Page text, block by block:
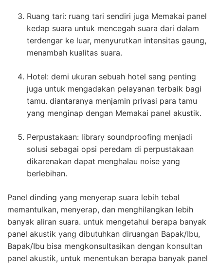
Ruang tari: ruang tari sendiri juga Memakai panel
kedap suara untuk mencegah suara dari dalam
terdengar ke luar, menyurutkan intensitas gaung,
menambah kualitas suara.
Hotel: demi ukuran sebuah hotel sang penting
juga untuk mengadakan pelayanan terbaik bagi
tamu. diantaranya menjamin privasi para tamu
yang menginap dengan Memakai panel akustik.
Perpustakaan: library soundproofing menjadi
solusi sebagai opsi peredam di perpustakaan
dikarenakan dapat menghalau noise yang
berlebihan.
Panel dinding yang menyerap suara lebih tebal
memantulkan, menyerap, dan menghilangkan lebih
banyak aliran suara. untuk mengetahui berapa banyak
panel akustik yang dibutuhkan diruangan Bapak/Ibu,
Bapak/Ibu bisa mengkonsultasikan dengan konsultan
panel akustik, untuk menentukan berapa banyak panel